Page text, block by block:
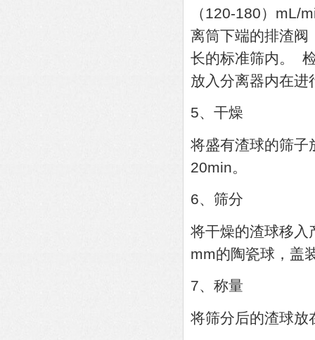
（120-180）mL/
离筒下端的排渣阀
长的标准筛内。
放入分离器内在
5、干燥
将盛有渣球的筛
20min。
6、筛分
将干燥的渣球移入
mm的陶瓷球，盖
7、称量
将筛分后的渣球